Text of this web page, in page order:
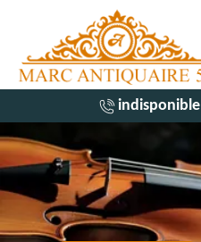
indisponible